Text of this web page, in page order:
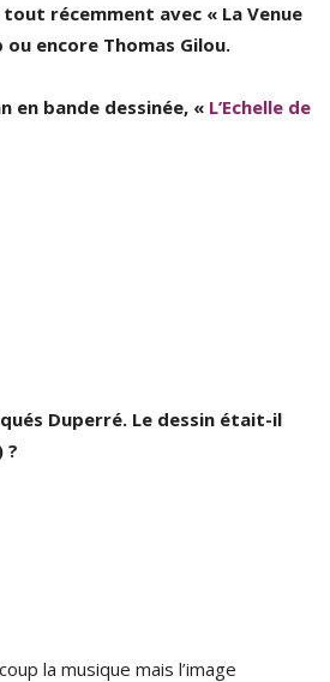
récemment avec « La Venue
ou encore Thomas Gilou.
en bande dessinée, « L’Echelle de
Duperré. Le dessin était-il
?
la musique mais l’image